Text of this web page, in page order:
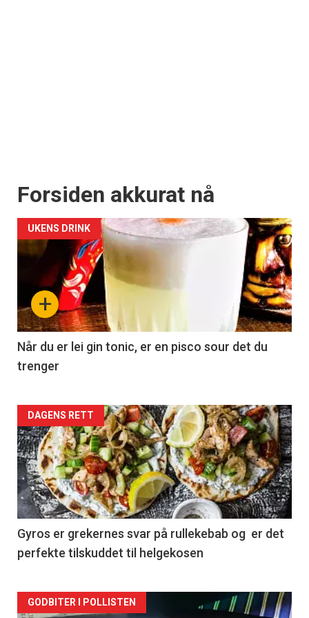
Forsiden akkurat nå
+
UKENS DRINK
Når du er lei gin tonic, er en pisco sour det du
trenger
Forsiden
akkurat
nå
-
2
DAGENS RETT
Gyros er grekernes svar på rullekebab og er det
perfekte tilskuddet til helgekosen
Forsiden
GODBITER I POLLISTEN